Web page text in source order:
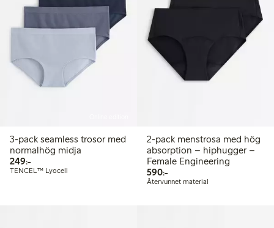
3-pack seamless trosor med
normalhög midja
249:-249,00 kr
TENCEL™ Lyocell
2-pack menstrosa med hög
absorption – hiphugger –
Female Engineering
590:-590,00 kr
Återvunnet material